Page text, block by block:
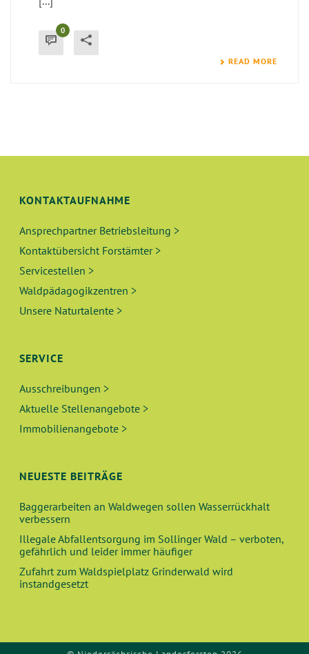
0
READ MORE
KONTAKTAUFNAHME
Ansprechpartner Betriebsleitung >
Kontaktübersicht Forstämter >
Servicestellen >
Waldpädagogikzentren >
Unsere Naturtalente >
SERVICE
Ausschreibungen >
Aktuelle Stellenangebote >
Immobilienangebote >
NEUESTE BEITRÄGE
Baggerarbeiten an Waldwegen sollen Wasserrückhalt
verbessern
Illegale Abfallentsorgung im Sollinger Wald – verboten,
gefährlich und leider immer häufiger
Zufahrt zum Waldspielplatz Grinderwald wird
instandgesetzt